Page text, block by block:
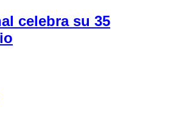
celebra su 35